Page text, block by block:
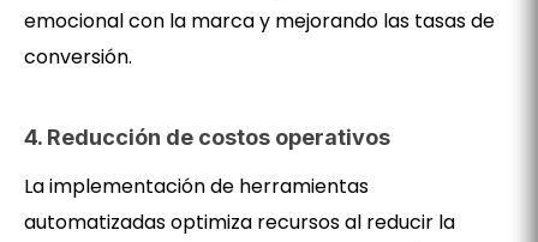
emocional con la marca y mejorando las tasas de
conversión.
4. Reducción de costos operativos
La implementación de herramientas
automatizadas optimiza recursos al reducir la